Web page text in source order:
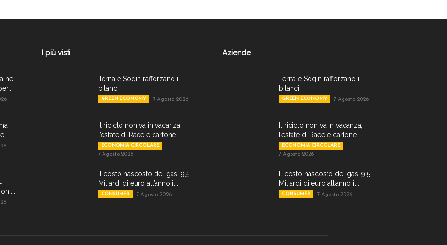
nei
I più visti
Terna e Sogin rafforzano i
bilanci
GREEN ECONOMY 7 Agosto 2026
Il riciclo non va in vacanza,
l’estate di Raee e cartone
ECONOMIA CIRCOLARE
7 Agosto 2026
Il costo nascosto del gas: 9,5
Miliardi di euro all’anno il...
CONSUMER 7 Agosto 2026
Aziende
Terna e Sogin rafforzano i
bilanci
GREEN ECONOMY 7 Agosto 2026
Il riciclo non va in vacanza,
l’estate di Raee e cartone
ECONOMIA CIRCOLARE
7 Agosto 2026
Il costo nascosto del gas: 9,5
Miliardi di euro all’anno il...
CONSUMER 7 Agosto 2026